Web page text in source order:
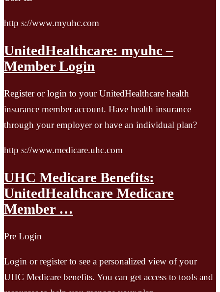
http s://www.myuhc.com
UnitedHealthcare: myuhc –
Member Login
Register or login to your UnitedHealthcare health
insurance member account. Have health insurance
through your employer or have an individual plan?
http s://www.medicare.uhc.com
UHC Medicare Benefits:
UnitedHealthcare Medicare
Member …
Pre Login
Login or register to see a personalized view of your
UHC Medicare benefits. You can get access to tools and